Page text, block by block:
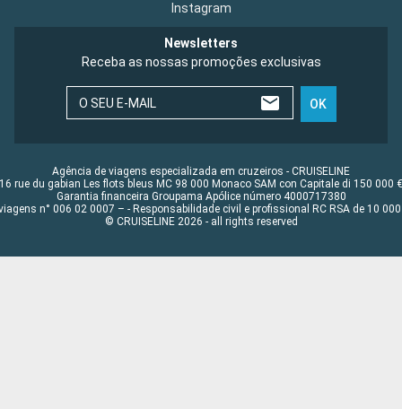
Instagram
Newsletters
Receba as nossas promoções exclusivas
O SEU E-MAIL OK
Agência de viagens especializada em cruzeiros - CRUISELINE
16 rue du gabian Les flots bleus MC 98 000 Monaco SAM con Capitale di 150 000 €
Garantia financeira Groupama Apólice número 4000717380
n° 006 02 0007 – - Responsabilidade civil e profissional RC RSA de 10 000
© CRUISELINE 2026 - all rights reserved